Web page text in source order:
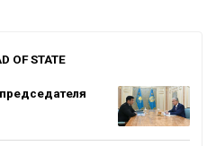
OF STATE